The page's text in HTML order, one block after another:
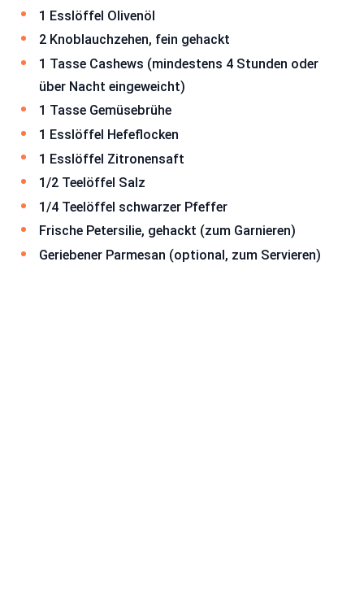
1 Esslöffel Olivenöl
2 Knoblauchzehen, fein gehackt
1 Tasse Cashews (mindestens 4 Stunden oder
über Nacht eingeweicht)
1 Tasse Gemüsebrühe
1 Esslöffel Hefeflocken
1 Esslöffel Zitronensaft
1/2 Teelöffel Salz
1/4 Teelöffel schwarzer Pfeffer
Frische Petersilie, gehackt (zum Garnieren)
Geriebener Parmesan (optional, zum Servieren)